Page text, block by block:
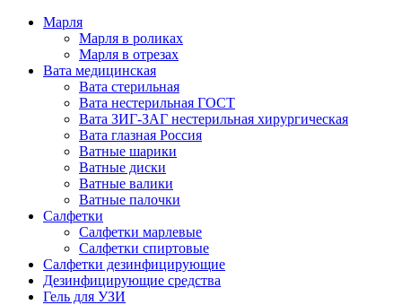
Марля
Марля в роликах
Марля в отрезах
Вата медицинская
Вата стерильная
Вата нестерильная ГОСТ
Вата ЗИГ-ЗАГ нестерильная хирургическая
Вата глазная Россия
Ватные шарики
Ватные диски
Ватные валики
Ватные палочки
Салфетки
Салфетки марлевые
Салфетки спиртовые
Салфетки дезинфицирующие
Дезинфицирующие средства
Гель для УЗИ